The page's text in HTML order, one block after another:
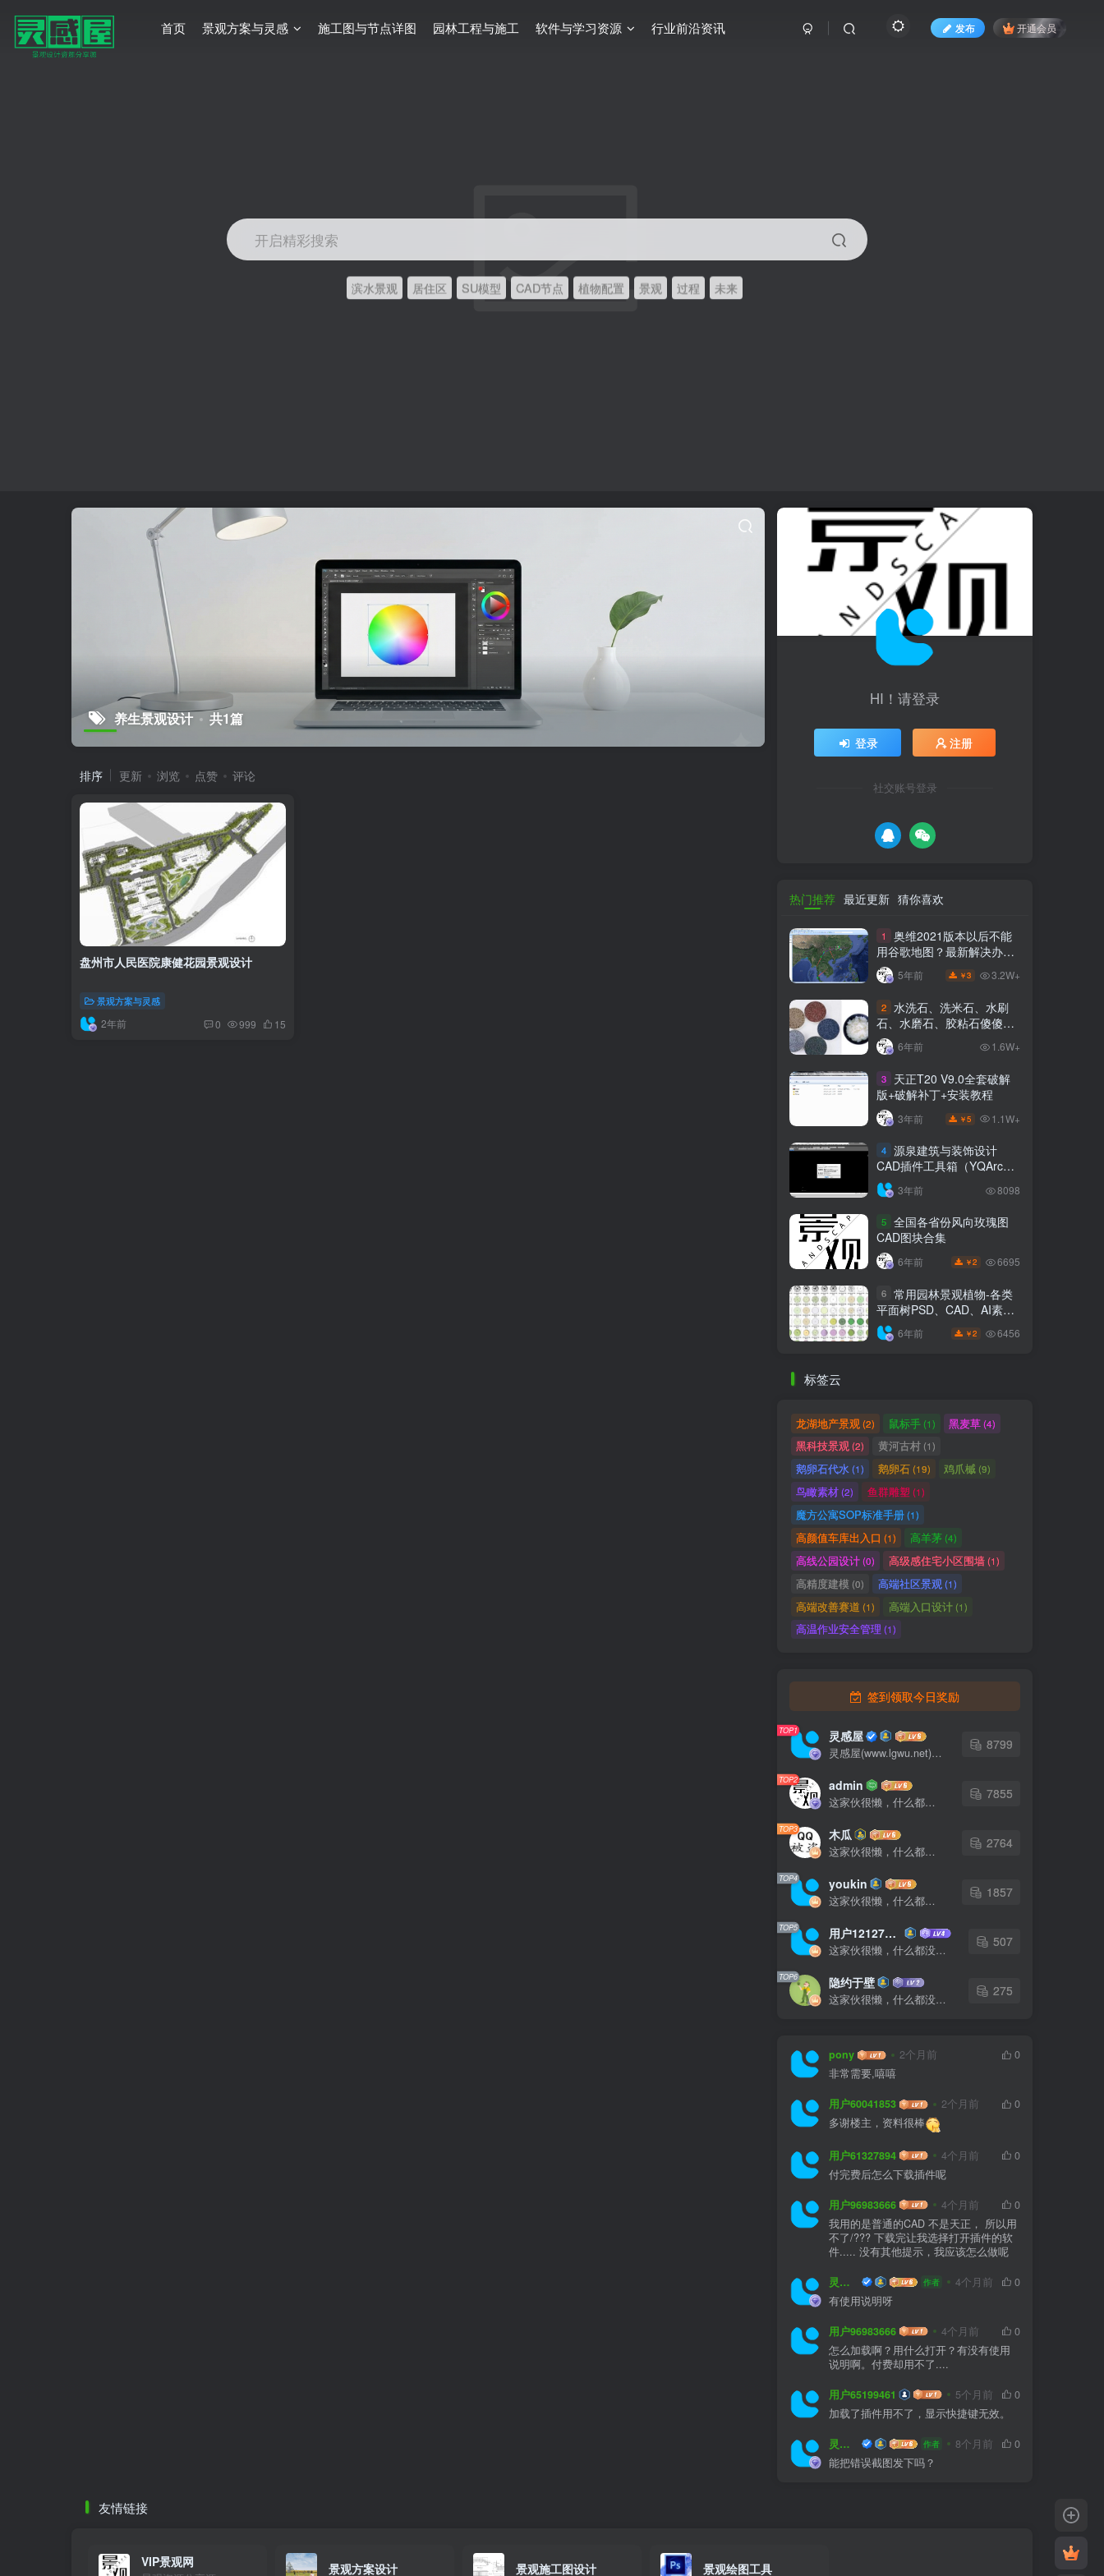
首页 景观方案与灵感 施工图与节点详图 园林工程与施工 软件与学习资源 行业前沿资讯 发布 开通会员
开启精彩搜索
滨水景观 居住区 SU模型 CAD节点 植物配置 景观 过程 未来
养生景观设计 共1篇
排序 更新 浏览 点赞 评论
盘州市人民医院康健花园景观设计
景观方案与灵感
2年前 0 999 15
HI！请登录
登录 注册
社交账号登录
热门推荐 最近更新 猜你喜欢
1
奥维2021版本以后不能
用谷歌地图？最新解决办法
苹果安卓电脑
5年前 ￥3 3.2W+
2 水洗石、洗米石、水刷
石、水磨石、胶粘石傻傻分
不清楚
6年前 1.6W+
3
天正T20 V9.0全套破解
版+破解补丁+安装教程
3年前 ￥5 1.1W+
4 源泉建筑与装饰设计
CAD插件工具箱（YQArch
6.7.4）
3年前 8098
5 全国各省份风向玫瑰图
CAD图块合集
6年前 ￥2 6695
6 常用园林景观植物-各类
平面树PSD、CAD、AI素材
线稿
6年前 ￥2 6456
标签云
龙湖地产景观 (2) 鼠标手(1) 黑麦草(4)
黑科技景观(2) 黄河古村(1)
鹅卵石代水(1) 鹅卵石(19) 鸡爪槭(9)
鸟瞰素材(2) 鱼群雕塑 (1)
魔方公寓SOP标准手册(1)
高颜值车库出入口 (1) 高羊茅(4)
高线公园设计(0) 高级感住宅小区围墙(1)
高精度建模 (0) 高端社区景观 (1)
高端改善赛道 (1) 高端入口设计(1)
高温作业安全管理 (1)
签到领取今日奖励
TOP1 灵感屋
灵感屋(www.lgwu.net)尽可能为每一位设计师提供更全面、更精致、更具有创意感的设计素材。努力成为景观设计师展示实力和互相学习的优质网络资源发布平台。
8799
TOP2 admin
这家伙很懒，什么都没有写...
7855
TOP3 木瓜
这家伙很懒，什么都没有写...
2764
TOP4 youkin
这家伙很懒，什么都没有写...
1857
TOP5 用户12127023
这家伙很懒，什么都没有写...
507
TOP6 隐约于壁
这家伙很懒，什么都没有写...
275
pony 2个月前
0
非常需要,嘻嘻
用户60041853 2个月前
0
多谢楼主，资料很棒
用户61327894 4个月前
0
付完费后怎么下载插件呢
用户96983666 4个月前
0
我用的是普通的CAD 不是天正， 所以用
不了/??? 下载完让我选择打开插件的软
件..... 没有其他提示，我应该怎么做呢
灵感屋 作者 4个月前
0
有使用说明呀
用户96983666 4个月前
0
怎么加载啊？用什么打开？有没有使用
说明啊。付费却用不了....
用户65199461 5个月前
0
加载了插件用不了，显示快捷键无效。
灵感屋 作者 8个月前
0
能把错误截图发下吗？
友情链接
VIP景观网 景观方案设计 景观施工图设计 景观绘图工具